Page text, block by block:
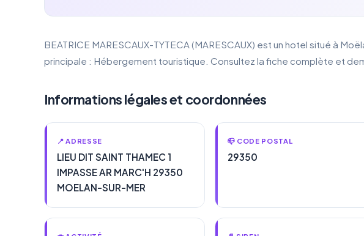
BEATRICE MARESCAUX-TYTECA (MARESCAUX) est un hotel situé à
principale : Hébergement touristique. Consultez la fiche complète et
Informations légales et coordonnées
📍 ADRESSE
LIEU DIT SAINT THAMEC 1
IMPASSE AR MARC'H 29350
MOELAN-SUR-MER
📪 CODE POSTAL
29350